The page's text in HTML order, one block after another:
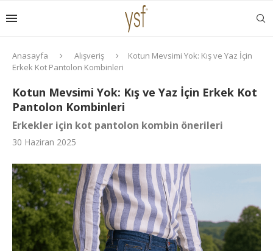
Anasayfa Alışveriş
Kotun Mevsimi Yok: Kış ve Yaz İçin
Erkek Kot Pantolon Kombinleri
Kotun Mevsimi Yok: Kış ve Yaz İçin Erkek Kot
Pantolon Kombinleri
Erkekler için kot pantolon kombin önerileri
30 Haziran 2025